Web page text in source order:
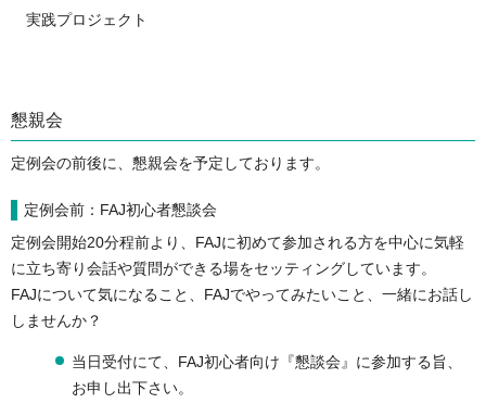
実践プロジェクト
懇親会
定例会の前後に、懇親会を予定しております。
定例会前：FAJ初心者懇談会
定例会開始20分程前より、FAJに初めて参加される方を中心に気軽
に立ち寄り会話や質問ができる場をセッティングしています。
FAJについて気になること、FAJでやってみたいこと、一緒にお話し
しませんか？
当日受付にて、FAJ初心者向け『懇談会』に参加する旨、
お申し出下さい。